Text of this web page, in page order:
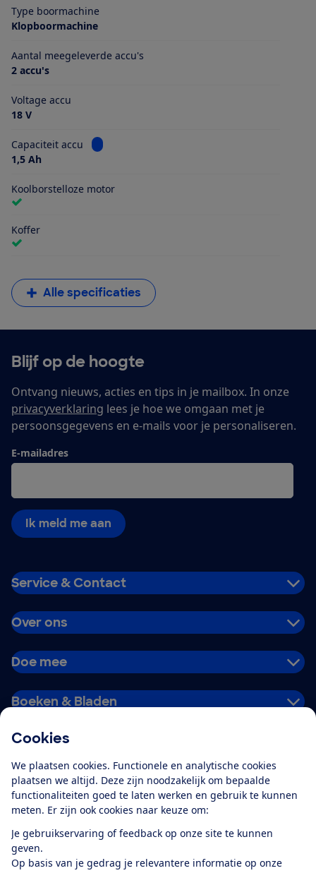
Cookies
We plaatsen cookies. Functionele en analytische cookies
plaatsen we altijd. Deze zijn noodzakelijk om bepaalde
functionaliteiten goed te laten werken en gebruik te kunnen
meten. Er zijn ook cookies naar keuze om:
Je gebruikservaring of feedback op onze site te kunnen
geven.
Op basis van je gedrag je relevantere informatie op onze
Type boormachine
Klopboormachine
Aantal meegeleverde accu's
2 accu's
Voltage accu
18 V
Capaciteit accu
Bekijk informatie voor Capaciteit accu
1,5 Ah
Koolborstelloze motor
Koffer
Alle specificaties
Blijf op de hoogte
Ontvang nieuws, acties en tips in je mailbox. In onze
privacyverklaring lees je hoe we omgaan met je
persoonsgegevens en e-mails voor je personaliseren.
E-mailadres
Ik meld me aan
Service & Contact
Over ons
Doe mee
Boeken & Bladen
Alles over de
app